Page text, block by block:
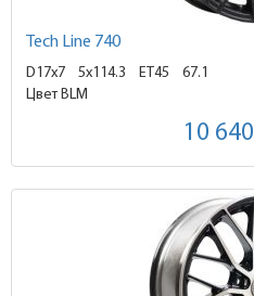
Tech Line 740
D17x7 5x114.3 ET45
67.1
Цвет BLM
10 640